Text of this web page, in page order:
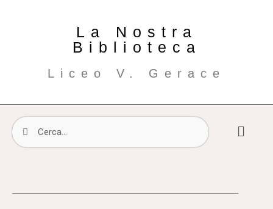
La Nostra
Biblioteca
Liceo V. Gerace